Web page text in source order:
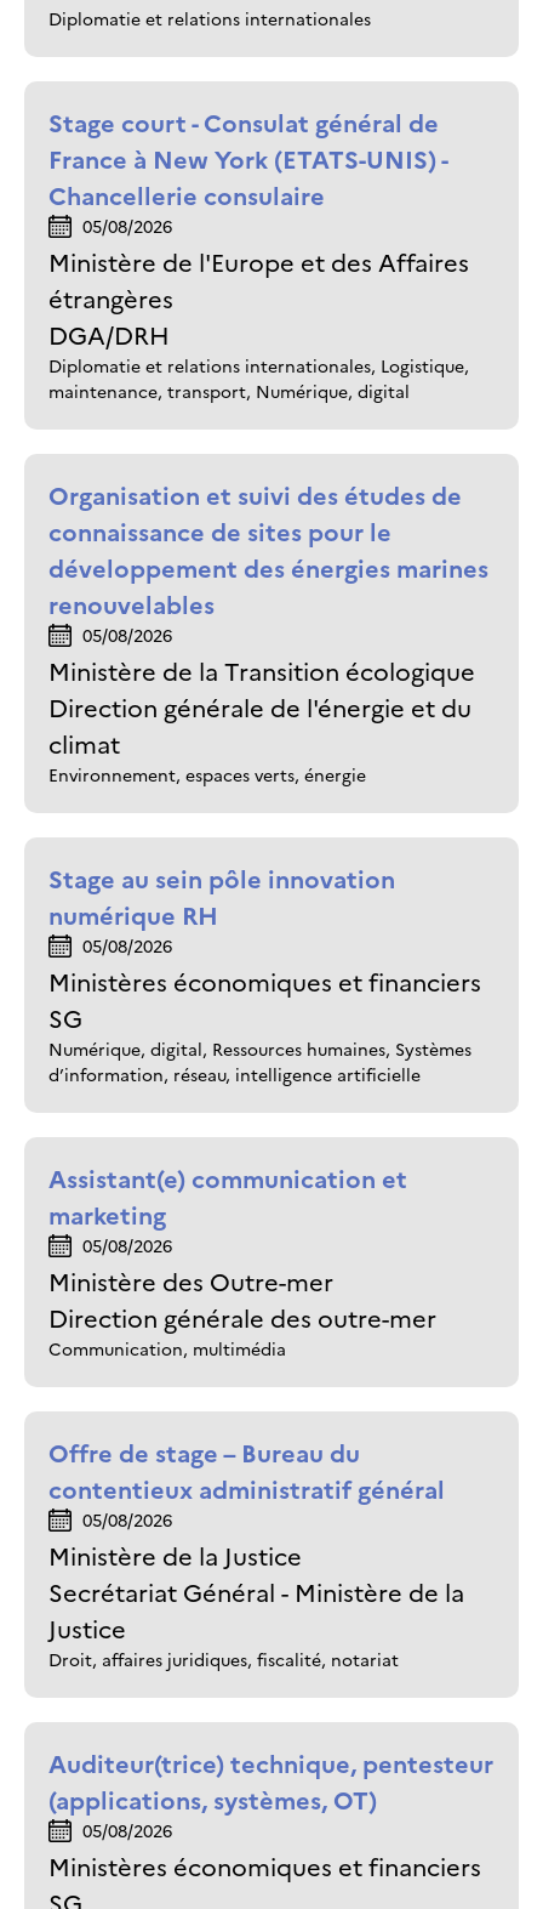
Diplomatie et relations internationales
Stage court - Consulat général de
France à New York (ETATS-UNIS) -
Chancellerie consulaire
05/08/2026
Ministère de l'Europe et des Affaires
étrangères
DGA/DRH
Diplomatie et relations internationales, Logistique,
maintenance, transport, Numérique, digital
Organisation et suivi des études de
connaissance de sites pour le
développement des énergies marines
renouvelables
05/08/2026
Ministère de la Transition écologique
Direction générale de l'énergie et du
climat
Environnement, espaces verts, énergie
Stage au sein pôle innovation
numérique RH
05/08/2026
Ministères économiques et financiers
SG
Numérique, digital, Ressources humaines, Systèmes
d’information, réseau, intelligence artificielle
Assistant(e) communication et
marketing
05/08/2026
Ministère des Outre-mer
Direction générale des outre-mer
Communication, multimédia
Offre de stage – Bureau du
contentieux administratif général
05/08/2026
Ministère de la Justice
Secrétariat Général - Ministère de la
Justice
Droit, affaires juridiques, fiscalité, notariat
Auditeur(trice) technique, pentesteur
(applications, systèmes, OT)
05/08/2026
Ministères économiques et financiers